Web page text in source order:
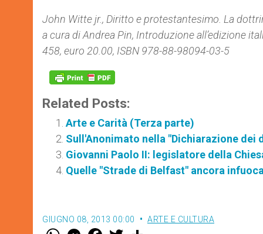
John Witte jr., Diritto e protestantesimo. La
a cura di Andrea Pin, Introduzione all’edizione
458, euro 20.00, ISBN 978-88-98094-03-5
Related Posts:
Arte e Carità (Terza parte)
Sull'Anonimato nella "Dichiarazione dei
Giovanni Paolo II: legislatore della
Quelle "Strade di Belfast" ancora
GIUGNO 08, 2013 00:00 ARTE E CULTURA
W M F